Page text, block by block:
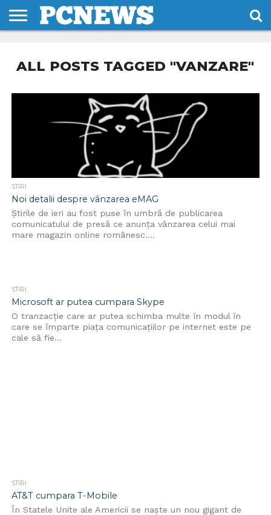
NOI
SI
CONDITII
ALL POSTS TAGGED "VANZARE"
STIRI
Noi detalii despre vânzarea eMAG
Știrile de ieri au fost puse în umbră de publicarea
comunicatului de presă ce anunța vânzarea celui mai
mare magazin online românesc....
STIRI
Microsoft ar putea cumpara Skype
O tranzacție care ar putea schimba multe în modul în
care se împarte piața comunicațiilor pe internet este pe
cale să fie...
STIRI
AT&T cumpara T-Mobile
În Statele Unite ale Americii se naște un nou gigant de